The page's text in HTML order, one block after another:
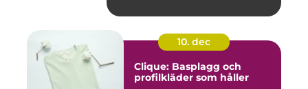
10. dec
Clique: Basplagg och
profilkläder som håller